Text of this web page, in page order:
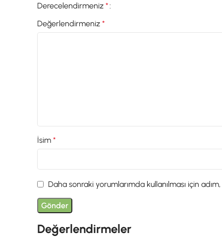
Değerlendirmeler
Derecelendirmeniz*
Değerlendirmeniz*
İsim*
Daha sonraki yorumlarımda kullanılması için